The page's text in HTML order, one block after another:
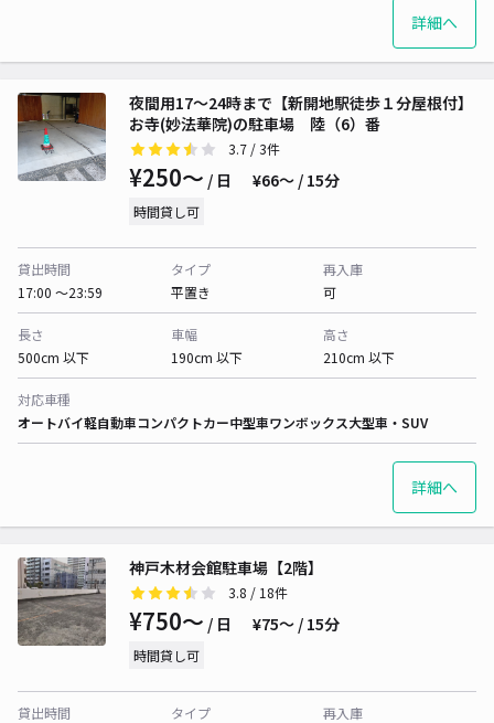
詳細へ
夜間用17〜24時まで【新開地駅徒歩１分屋根付】
お寺(妙法華院)の駐車場 陸（6）番
3.7 / 3件
¥250〜 / 日 ¥66〜 / 15分
時間貸し可
貸出時間
17:00 〜23:59
タイプ
平置き
再入庫
可
長さ
500cm 以下
車幅
190cm 以下
高さ
210cm 以下
対応車種
オートバイ軽自動車コンパクトカー中型車ワンボックス大型車・SUV
詳細へ
神戸木材会館駐車場【2階】
3.8 / 18件
¥750〜 / 日 ¥75〜 / 15分
時間貸し可
貸出時間
タイプ
再入庫